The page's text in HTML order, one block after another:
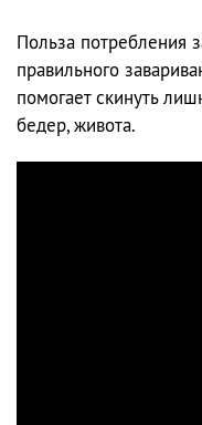
Польза потребления
правильного
помогает скинуть
бедер, живота.